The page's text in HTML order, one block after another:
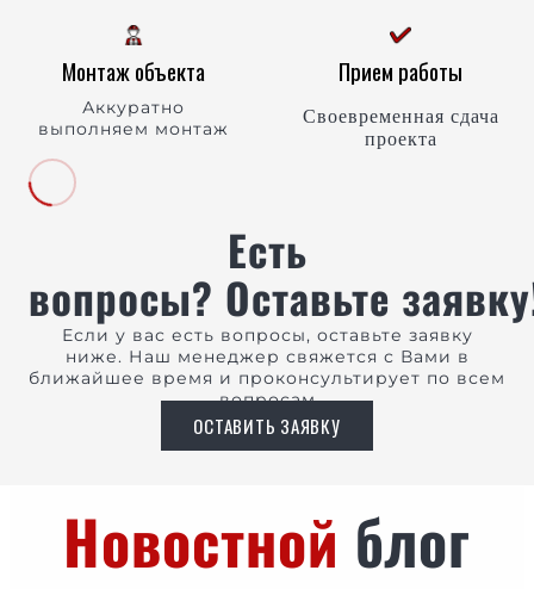
Монтаж объекта
Аккуратно
выполняем монтаж
Прием работы
Своевременная сдача
проекта
Есть
вопросы? Оставьте
Если у вас есть вопросы, оставьте заявку
ниже. Наш менеджер свяжется с Вами в
ближайшее время и проконсультирует по всем
вопросам
ОСТАВИТЬ ЗАЯВКУ
Новостной блог
В двух районах
Строительство
велодорожки ведется